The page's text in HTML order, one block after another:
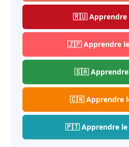
🇷🇺 Apprendre
🇯🇵 Apprendre
🇸🇦 Apprendre
🇨🇳 Apprendre
🇵🇹 Apprendre le